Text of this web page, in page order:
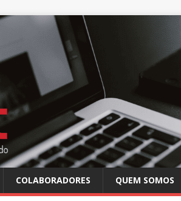
COLABORADORES QUEM SOMOS